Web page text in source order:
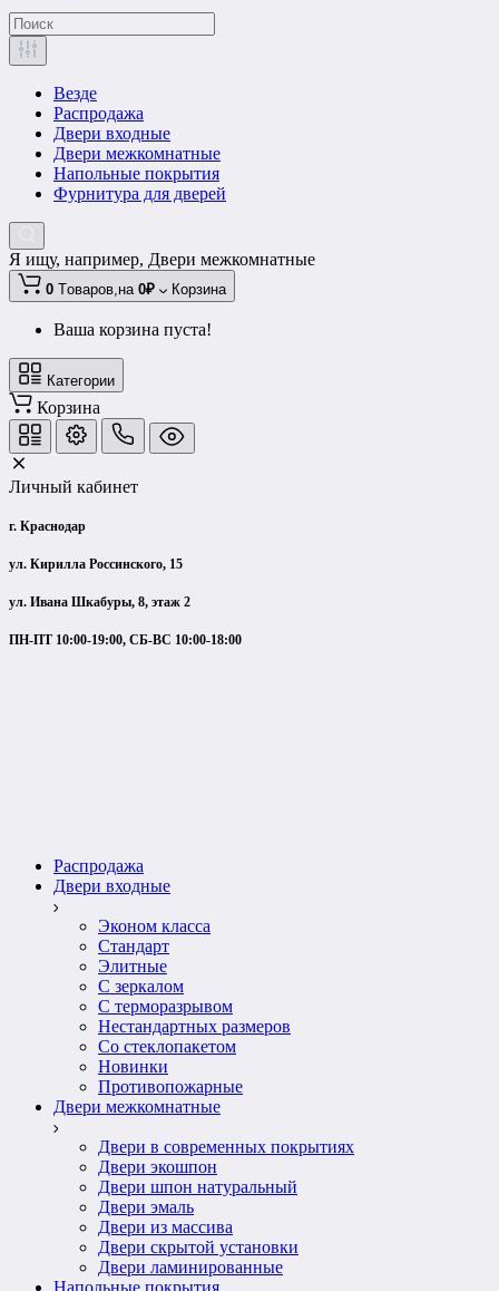
Везде
Распродажа
Двери входные
Двери межкомнатные
Напольные покрытия
Фурнитура для дверей
Я ищу, например, Двери межкомнатные
0 Tоваров,на 0₽ Корзина
Ваша корзина пуста!
Категории
Корзина
Личный кабинет
г. Краснодар
ул. Кирилла Россинского, 15
ул. Ивана Шкабуры, 8, этаж 2
ПН-ПТ 10:00-19:00, СБ-ВС 10:00-18:00
Распродажа
Двери входные
Эконом класса
Стандарт
Элитные
С зеркалом
С терморазрывом
Нестандартных размеров
Со стеклопакетом
Новинки
Противопожарные
Двери межкомнатные
Двери в современных покрытиях
Двери экошпон
Двери шпон натуральный
Двери эмаль
Двери из массива
Двери скрытой установки
Двери ламинированные
Напольные покрытия